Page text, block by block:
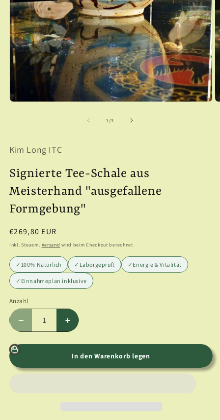
1 /von
3
Kim Long ITC
Signierte Tee-Schale aus
Meisterhand "ausgefallene
Formgebung"
Normaler
Preis
€269,80 EUR
Inkl. Steuern. Versand wird beim Checkout berechnet
✓ 100% Natürlich ✓ Laborgeprüft ✓ Energie & Vitalität
✓ Einnahmeplan inklusive
Anzahl
Anzahl
Verringere
die
Menge
Signierte
Erhöhe
die
Menge
für
Signierte
In den Warenkorb legen